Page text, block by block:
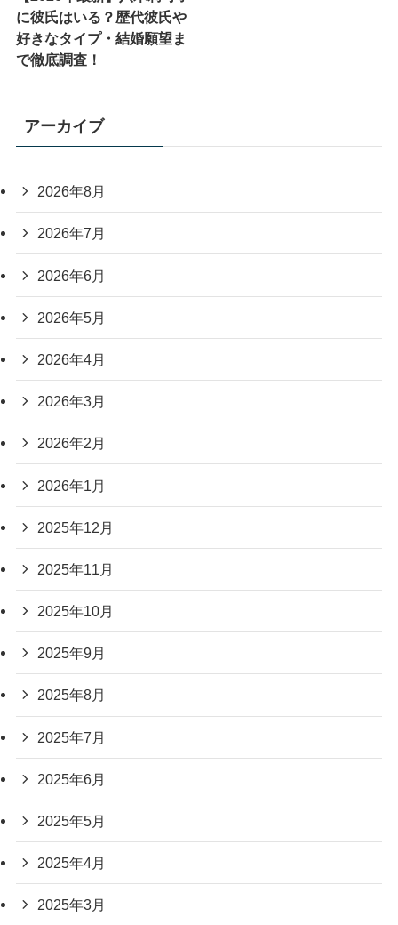
に彼氏はいる？歴代彼氏や
好きなタイプ・結婚願望ま
で徹底調査！
アーカイブ
2026年8月
2026年7月
2026年6月
2026年5月
2026年4月
2026年3月
2026年2月
2026年1月
2025年12月
2025年11月
2025年10月
2025年9月
2025年8月
2025年7月
2025年6月
2025年5月
2025年4月
2025年3月